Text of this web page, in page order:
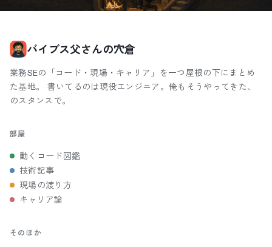
バイブス父さんの穴倉
業務SEの「コード・現場・キャリア」を一つ屋根の下にまとめ
た基地。 書いてるのは現役エンジニア。俺もそうやってきた、
のスタンスで。
部屋
動くコード図鑑
技術記事
現場の渡り方
キャリア論
そのほか